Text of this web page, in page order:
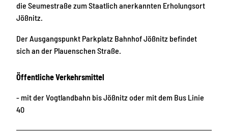
die Seumestraße zum Staatlich anerkannten Erholungsort
Jößnitz.
Der Ausgangspunkt Parkplatz Bahnhof Jößnitz befindet
sich an der Plauenschen Straße.
Öffentliche Verkehrsmittel
- mit der Vogtlandbahn bis Jößnitz oder mit dem Bus Linie
40